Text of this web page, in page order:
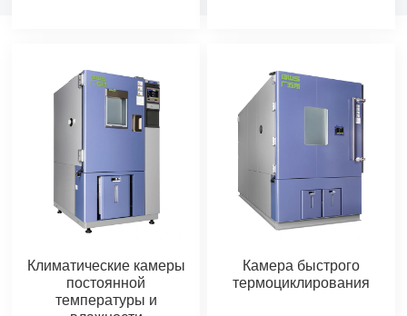
Климатические камеры
постоянной
температуры и
Камера быстрого
термоциклирования